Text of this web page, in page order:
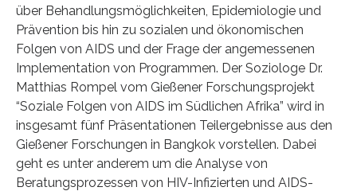
über Behandlungsmöglichkeiten, Epidemiologie und
Prävention bis hin zu sozialen und ökonomischen
Folgen von AIDS und der Frage der angemessenen
Implementation von Programmen. Der Soziologe Dr.
Matthias Rompel vom Gießener Forschungsprojekt
“Soziale Folgen von AIDS im Südlichen Afrika” wird in
insgesamt fünf Präsentationen Teilergebnisse aus den
Gießener Forschungen in Bangkok vorstellen. Dabei
geht es unter anderem um die Analyse von
Beratungsprozessen von HIV-Infizierten und AIDS-